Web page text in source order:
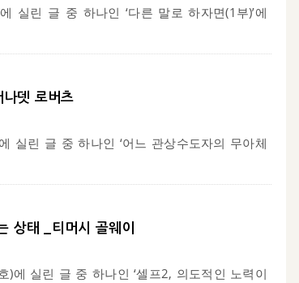
실린 글 중 하나인 ‘다른 말로 하자면(1부)’에
나뎃 로버츠
실린 글 중 하나인 ‘어느 관상수도자의 무아체
상태 _티머시 골웨이
에 실린 글 중 하나인 ‘셀프2, 의도적인 노력이